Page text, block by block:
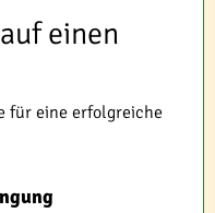
einen
für eine erfolgreiche